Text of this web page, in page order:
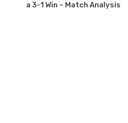
a 3-1 Win – Match Analysis